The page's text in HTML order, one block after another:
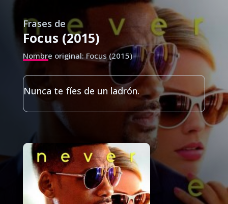
Frases de
Focus (2015)
Nombre original: Focus (2015)
Nunca te fíes de un ladrón.